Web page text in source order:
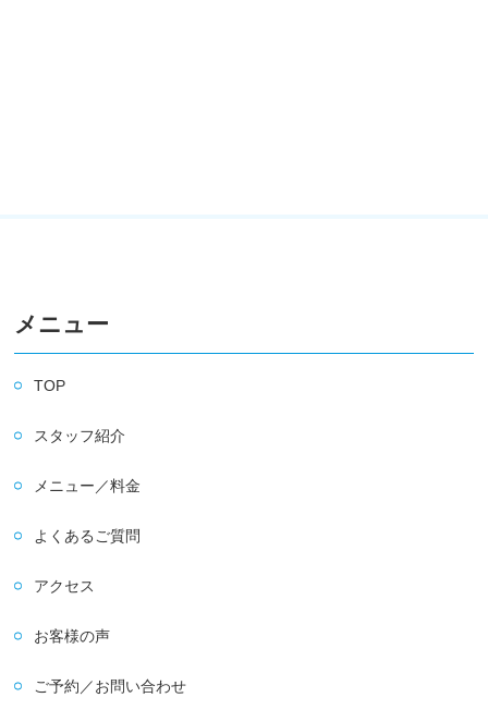
メニュー
TOP
スタッフ紹介
メニュー／料金
よくあるご質問
アクセス
お客様の声
ご予約／お問い合わせ